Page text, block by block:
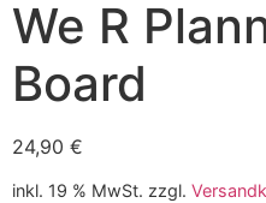
We R
Board
24,90 €
inkl. 19 % MwSt. zzgl.